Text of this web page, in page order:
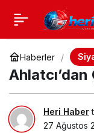
Haberler
Heri Haber
27 Ağustos